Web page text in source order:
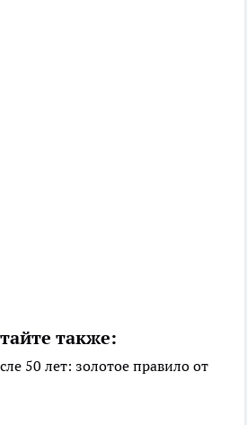
также:
50 лет: золотое правило от